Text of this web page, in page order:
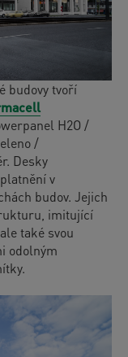
budovy tvoří
H2O /
/
Desky
v
budov. Jejich
imitující
také svou
odolným